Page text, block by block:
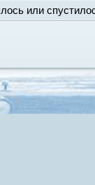
или